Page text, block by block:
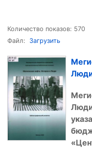
Количество показов: 570
Файл: Загрузить